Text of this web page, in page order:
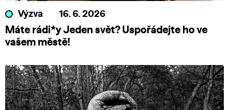
Výzva 16. 6. 2026
Máte rádi*y Jeden svět? Uspořádejte ho ve
vašem městě!